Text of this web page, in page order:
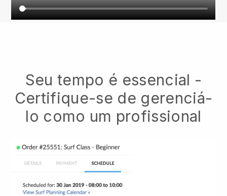
Seu tempo é essencial -
Certifique-se de gerenciá-
lo como um profissional